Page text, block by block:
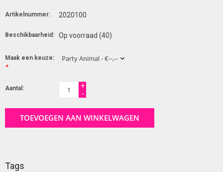
Artikelnummer: 2020100
Beschikbaarheid: Op voorraad (40)
Maak een keuze:
*
Aantal:
+
-
TOEVOEGEN AAN WINKELWAGEN
Tags